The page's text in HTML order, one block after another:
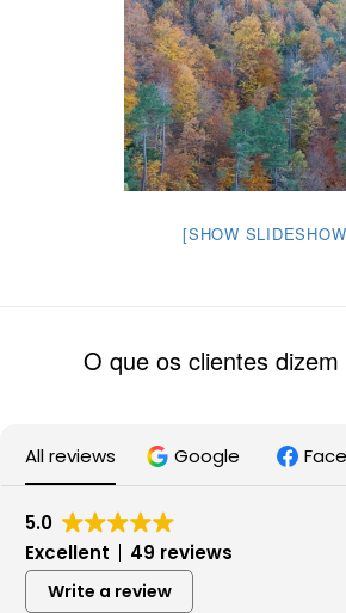
[SHOW
O que os clientes
All reviews Google
5.0
Excellent
49 reviews
Write a review